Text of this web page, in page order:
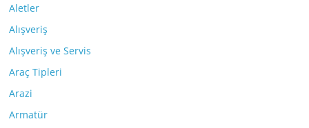
Aletler
Alışveriş
Alışveriş ve Servis
Araç Tipleri
Arazi
Armatür